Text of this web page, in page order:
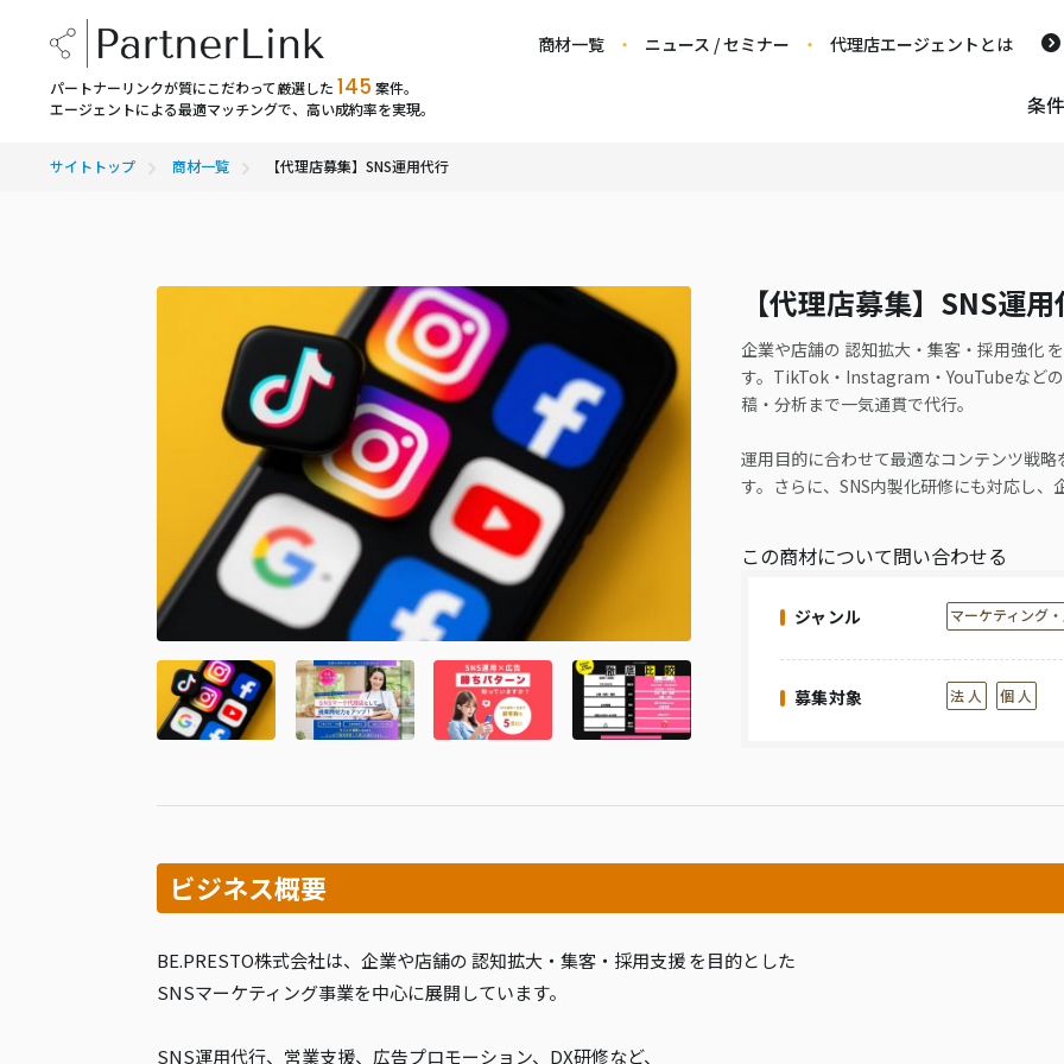
パートナーリンクが質にこだわって厳選した 145 案件。
エージェントによる最適マッチングで、高い成約率を実現。
商材一覧 ニュース / セミナー 代理店エージェントとは
条
サイトトップ 商材一覧 【代理店募集】SNS運用代行
【代理店募集】SNS運
企業や店舗の 認知拡大・集客・採用強化
す。TikTok・Instagram・YouTubeなど
稿・分析まで一気通貫で代行。
運用目的に合わせて最適なコンテンツ戦
す。さらに、SNS内製化研修にも対応し
この商材について問い合わせる
ジャンル マーケティング
募集対象 法 人 個 人
ビジネス概要
BE.PRESTO株式会社は、企業や店舗の 認知拡大・集客・採用支援 を目的とした
SNSマーケティング事業を中心に展開しています。
SNS運用代行、営業支援、広告プロモーション、DX研修など、